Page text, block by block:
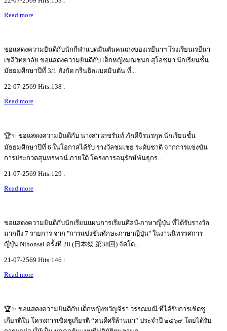
Read more
ขอแสดงความยินดีกับนักกีฬาแบดมินตันคนเก่งของเรยีนาฯ โรงเรียนเรยีนา
เชลีวิทยาลัย ขอแสดงความยินดีกับ เด็กหญิงมณชนก สุโอชมา นักเรียนชั้น
มัธยมศึกษาปีที่ 3/1 สังกัด กรีนฮิลแบดมินตัน ที่...
22-07-2569 Hits:138 :
Read more
🏆✨ ขอแสดงความยินดีกับ นางสาวกชรันท์ ภักดีจิรนรกุล นักเรียนชั้น
มัธยมศึกษาปีที่ 6 ในโอกาสได้รับ รางวัลชมเชย ระดับชาติ จากการแข่งขัน
การประกวดสุนทรพจน์ ภายใต้ โครงการอนุรักษ์พันธุกร...
21-07-2569 Hits:129 :
Read more
ขอแสดงความยินดีกับนักเรียนแผนการเรียนศิลป์-ภาษาญี่ปุ่น ที่ได้รับรางวัล
มากถึง 7 รายการ จาก "การแข่งขันทักษะภาษาญี่ปุ่น" ในงานนิทรรศการ
ญี่ปุ่น Nihonsai ครั้งที่ 28 (日本祭 第38回) จัดโด...
21-07-2569 Hits:146 :
Read more
🏆✨ ขอแสดงความยินดีกับ เด็กหญิงขวัญจิรา วรรณมณี ที่ได้รับการเชิดชู
เกียรติใน โครงการเชิดชูเกียรติ “คนดีศรีล้านนา” ประจำปี ๒๕๖๙ โดยได้รับ